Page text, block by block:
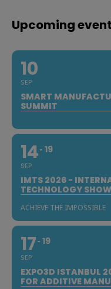
Upcoming
10
SEP
SMART
SUMMIT
14
SEP
19
IMTS 2026 -
TECHNOLOGY SHOW
ACHIEVE THE IMPOSSIBLE
17
SEP
19
EXPO3D ISTANBUL
FOR ADDITIVE